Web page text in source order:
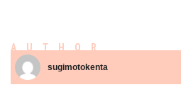
AUTHOR
sugimotokenta